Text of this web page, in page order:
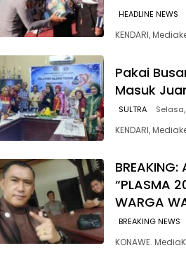
HEADLINE NEWS
KENDARI,
Pakai
Masuk
SULTRA
KENDARI,
BREAKING:
“PLASMA
WARGA
BREAKING NEWS
KONAWE.